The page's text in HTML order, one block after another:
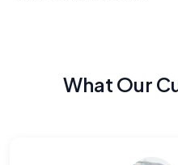
What Our